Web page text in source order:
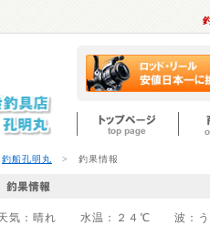
釣船孔明丸 > 釣果情報
気：晴れ 水温：２４℃ 波：う